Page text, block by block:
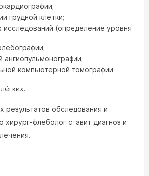
грудной клетки;
исследований (определение уровня
ангиопульмонографии;
компьютерной томографии
результатов обследования и
хирург-флеболог ставит диагноз и